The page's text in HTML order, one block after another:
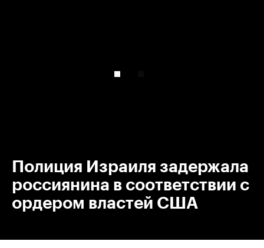
Полиция Израиля задержала
россиянина в соответствии с
ордером властей США